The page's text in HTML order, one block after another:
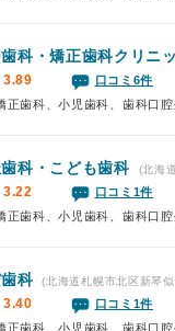
科・矯正歯科クリニ
3.89
口コミ6件
正歯科、小児歯科、歯科口腔
科・こども歯科 (北海
3.22
口コミ1件
正歯科、小児歯科、歯科口
科 (北海道札幌市北区新琴
3.40
口コミ1件
正歯科、小児歯科、歯科口